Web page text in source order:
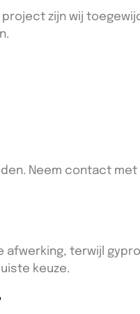
zijn wij
Neem contact met
afwerking, terwijl
keuze.